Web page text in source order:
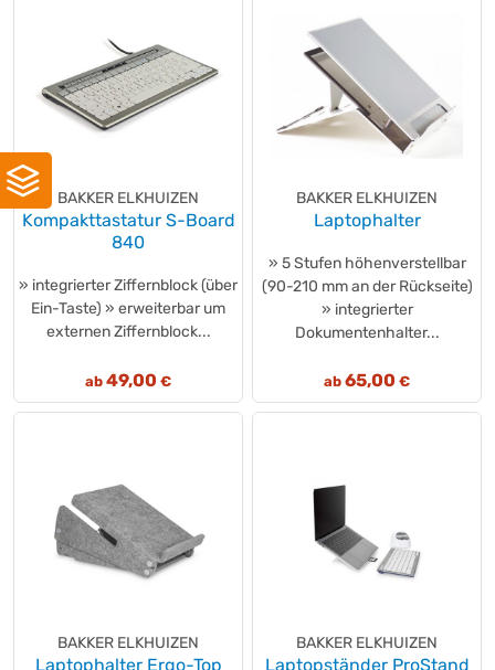
(+7)
Olympia(+1)
Olympia(+14)
OLYMPUS
Paperflow (+1)
PARAT(+1)
(+20)
Poly(+6)
primasello (+3)
PRIMEON (+4)
(+5)
SAFESCAN(+14)
SanDisk(+5)
(+1)
Shredcat
BAKKER ELKHUIZEN
Kompakttastatur S-Board
840
» integrierter Ziffernblock (über
Ein-Taste) » erweiterbar um
externen Ziffernblock...
ab 49,00 €
BAKKER ELKHUIZEN
Laptophalter
» 5 Stufen höhenverstellbar
(90-210 mm an der Rückseite)
» integrierter
Dokumentenhalter...
ab 65,00 €
BAKKER ELKHUIZEN
Laptophalter Ergo-Top
BAKKER ELKHUIZEN
Laptopständer ProStand